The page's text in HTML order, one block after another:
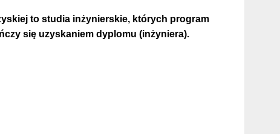
to studia inżynierskie, których program
się uzyskaniem dyplomu (inżyniera).